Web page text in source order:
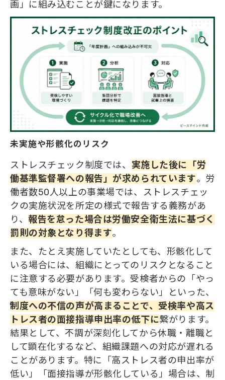
画」に組み込むことが鍵になります。
未実施や形骸化のリスク
ストレスチェック制度では、 実施した後に「労
働基準監督署への報告」が求められています。労
働者数50人以上の事業場では、ストレスチェッ
クの実施状況を所定の様式で報告する義務があ
り、報告を怠った場合は労働安全衛生法に基づく
罰則の対象となり得ます。
また、たとえ実施していたとしても、形骸化して
いる場合には、組織にとってのリスクとなること
に注意する必要があります。受検者からの「やっ
ても意味がない」「何も変わらない」といった、
制度への不信の声が高まることで、受検率や高ス
トレス者の面接指導申出率の低下に繋がります。
結果として、不調が深刻化してから休職・離職と
して顕在化するなど、組織課題への対応が遅れる
ことがあります。特に「高ストレス者の申出率が
低い」「面接指導が形骸化している」場合は、制